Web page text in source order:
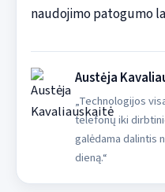
naudojimo patogumo
Austėja
„Technologijos
telefonų iki
galėdama dalintis
dieną.“